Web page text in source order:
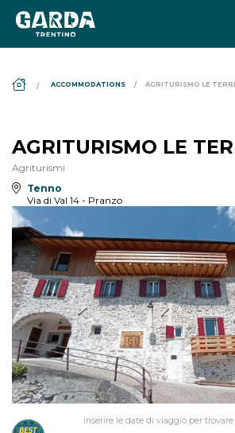
ACCOMMODATIONS AGRITURISMO LE
AGRITURISMO LE
Agriturismi
Tenno
Via di Val 14 - Pranzo
inserire le date di viaggio per